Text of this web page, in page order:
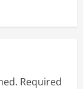
Required